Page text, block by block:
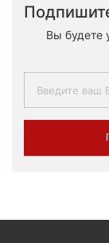
Вы будете